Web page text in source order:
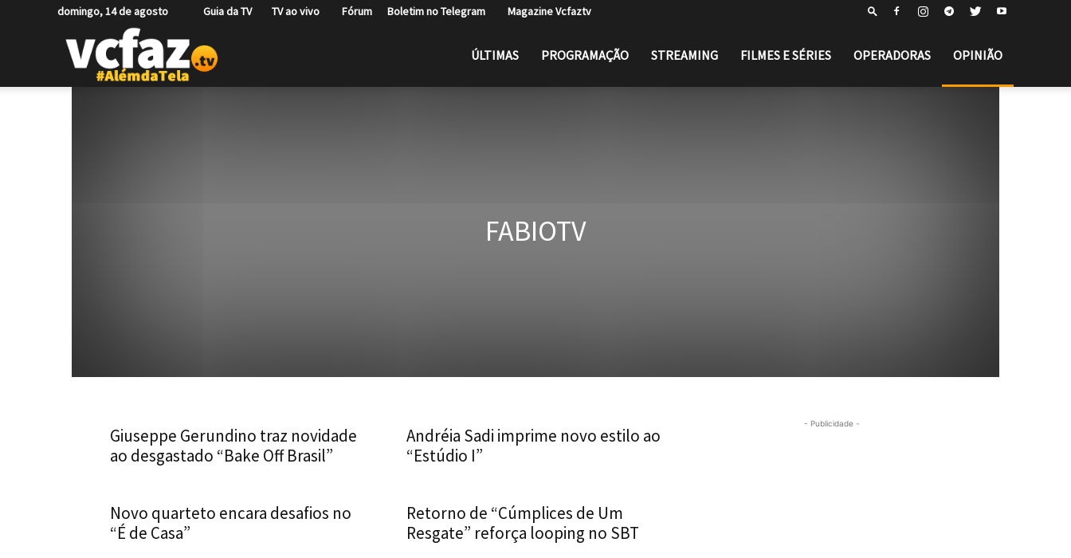
domingo, 14 de agosto Guia da TV TV ao vivo Fórum Boletim no Telegram Magazine Vcfaztv
ÚLTIMAS PROGRAMAÇÃO STREAMING FILMES E SÉRIES OPERADORAS OPINIÃO
FABIOTV
Giuseppe Gerundino traz novidade
ao desgastado “Bake Off Brasil”
Andréia Sadi imprime novo estilo ao
“Estúdio I”
Novo quarteto encara desafios no
“É de Casa”
Retorno de “Cúmplices de Um
Resgate” reforça looping no SBT
- Publicidade -